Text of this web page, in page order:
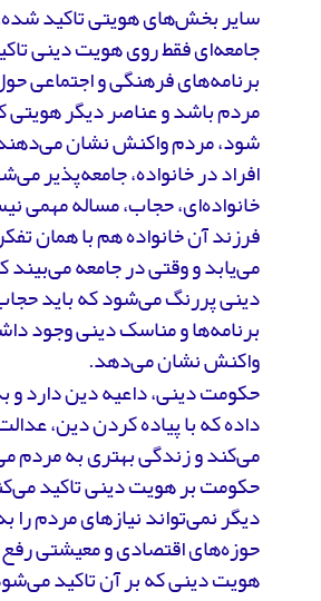
سایر بخش‌های هویتی تاکید
جامعه‌ای فقط روی هویت دینی
برنامه‌های فرهنگی و اجتماعی
مردم باشد و عناصر دیگر هویتی
‌شود، مردم واکنش نشان
افراد در خانواده، جامعه‌پذیر
خانواده‌ای، حجاب، مساله مهمی
فرزند آن خانواده هم با همان
می‌یابد و وقتی در جامعه
دینی پررنگ می‌شود که باید
برنامه‌ها و مناسک دینی وجود
واکنش نشان می‌دهد.
حکومت دینی، داعیه دین دارد و
داده که با پیاده کردن دین،
می‌کند و زندگی بهتری به مردم
حکومت بر هویت دینی تاکید
دیگر نمی‌تواند نیازهای مردم
حوزه‌های اقتصادی و معیشتی
هویت دینی که بر آن تاکید